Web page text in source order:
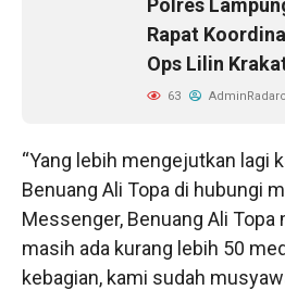
Rapat
Ops Lilin
63
“Yang lebih mengejutkan lagi
Benuang Ali Topa di hubungi
Messenger, Benuang Ali Topa
masih ada kurang lebih 50
kebagian, kami sudah